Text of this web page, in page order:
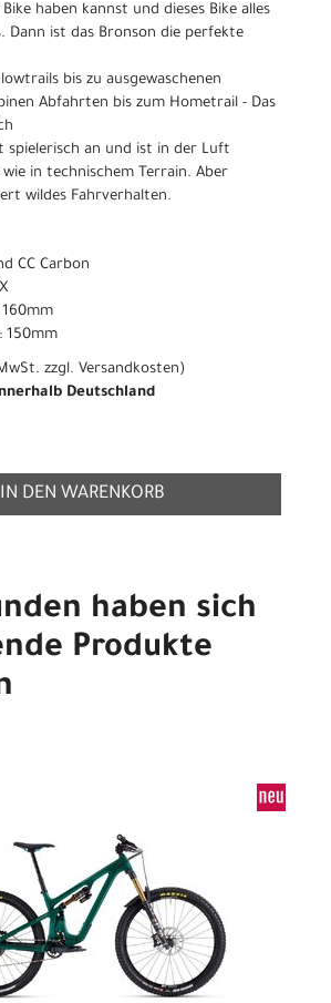
haben kannst und dieses Bike alles
Dann ist das Bronson die perfekte
bis zu ausgewaschenen
Abfahrten bis zum Hometrail - Das
spielerisch an und ist in der Luft
wie in technischem Terrain. Aber
wildes Fahrverhalten.
CC Carbon
150mm
zzgl. Versandkosten)
Deutschland
IN DEN WARENKORB
haben sich
Produkte